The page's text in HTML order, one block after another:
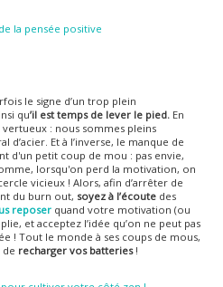
la pensée positive
le signe d’un trop plein
qu’il est temps de lever le pied. En
: nous sommes pleins
d’acier. Et à l’inverse, le manque de
d'un petit coup de mou : pas envie,
lorsqu'on perd la motivation, on
vicieux ! Alors, afin d’arrêter de
du burn out, soyez à l’écoutedes
reposer quand votre motivation (ou
et acceptez l’idée qu’on ne peut pas
! Tout le monde à ses coups de mous,
de recharger vos batteries!